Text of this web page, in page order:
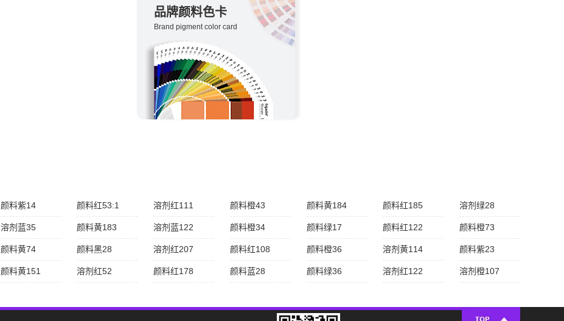
品牌颜料色卡
Brand pigment color card
颜料紫14 颜料红53:1 溶剂红111 颜料橙43 颜料黄184 颜料红185 溶剂绿28
溶剂蓝35 颜料黄183 溶剂蓝122 颜料橙34 颜料绿17 颜料红122 颜料橙73
颜料黄74 颜料黑28 溶剂红207 颜料红108 颜料橙36 溶剂黄114 颜料紫23
颜料黄151 溶剂红52 颜料红178 颜料蓝28 颜料绿36 溶剂红122 溶剂橙107